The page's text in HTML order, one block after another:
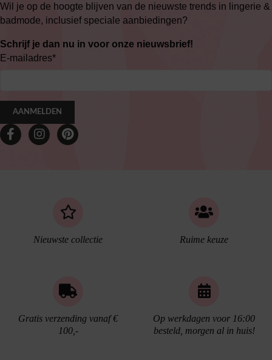
Wil je op de hoogte blijven van de nieuwste trends in lingerie &
badmode, inclusief speciale aanbiedingen?
Schrijf je dan nu in voor onze nieuwsbrief!
E-mailadres*
AANMELDEN
Nieuwste collectie Ruime keuze
Gratis verzending vanaf €
100,-
Op werkdagen voor 16:00
besteld, morgen al in huis!